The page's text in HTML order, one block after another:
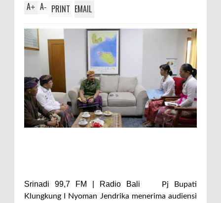
A+ A- PRINT EMAIL
Srinadi 99,7 FM | Radio Bali
Pj Bupati
Klungkung I Nyoman Jendrika menerima audiensi